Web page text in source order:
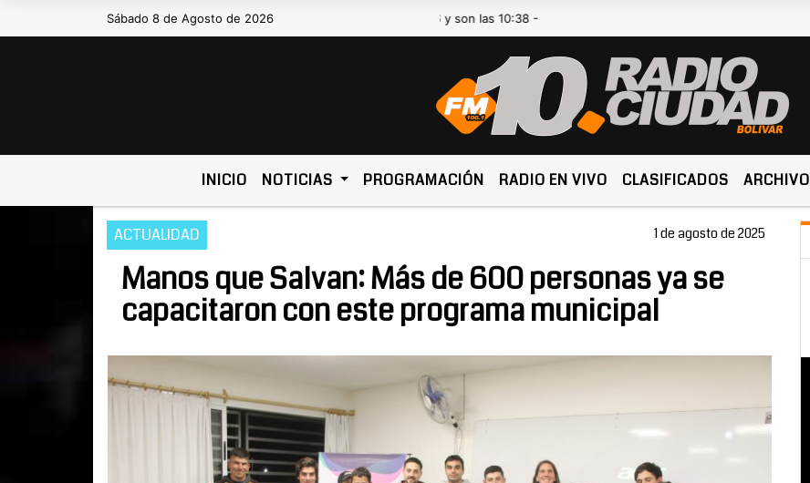
Sábado 8 de Agosto de 2026
Hoy es Sábado 8 de Agosto de 2026 y son las 10:38 -
INICIO NOTICIAS PROGRAMACIÓN RADIO EN VIVO CLASIFICADOS ARCHIVO
ACTUALIDAD 1 de agosto de 2025
Manos que Salvan: Más de 600 personas ya se
capacitaron con este programa municipal